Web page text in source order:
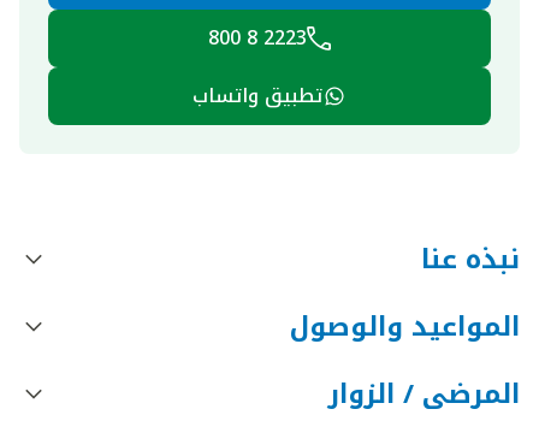
2223 8 800
تطبيق واتساب
نبذه عنا
المواعيد والوصول
المرضى / الزوار